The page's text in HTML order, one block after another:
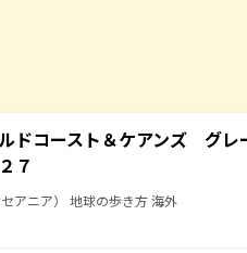
コースト＆ケアンズ グレ
７
アニア） 地球の歩き方 海外